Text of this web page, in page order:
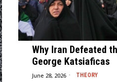
Why Iran Defeated
George Katsiaficas
June 28, 2026 THEORY